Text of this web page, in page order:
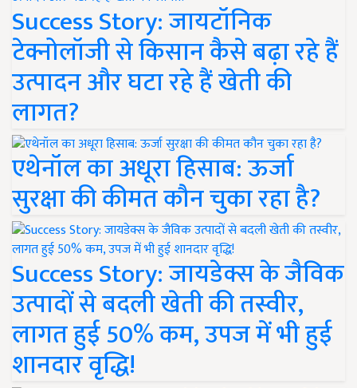
Success Story: जायटॉनिक
टेक्नोलॉजी से किसान कैसे बढ़ा रहे हैं
उत्पादन और घटा रहे हैं खेती की
लागत?
एथेनॉल का अधूरा हिसाब: ऊर्जा
सुरक्षा की कीमत कौन चुका रहा है?
Success Story: जायडेक्स के जैविक
उत्पादों से बदली खेती की तस्वीर,
लागत हुई 50% कम, उपज में भी हुई
शानदार वृद्धि!